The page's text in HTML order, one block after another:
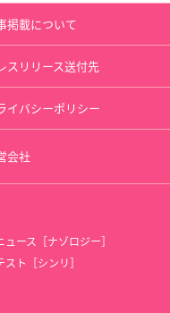
パネル付き
掲載について
スリリース送付先
イバシーポリシー
会社
ュース［ナゾロジー］
スト［シンリ］